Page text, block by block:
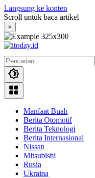
Langsung ke konten
Scroll untuk baca artikel
×
Manfaat Buah
Berita Otomotif
Berita Teknologi
Berita Internasional
Nissan
Mitsubishi
Rusia
Ukraina